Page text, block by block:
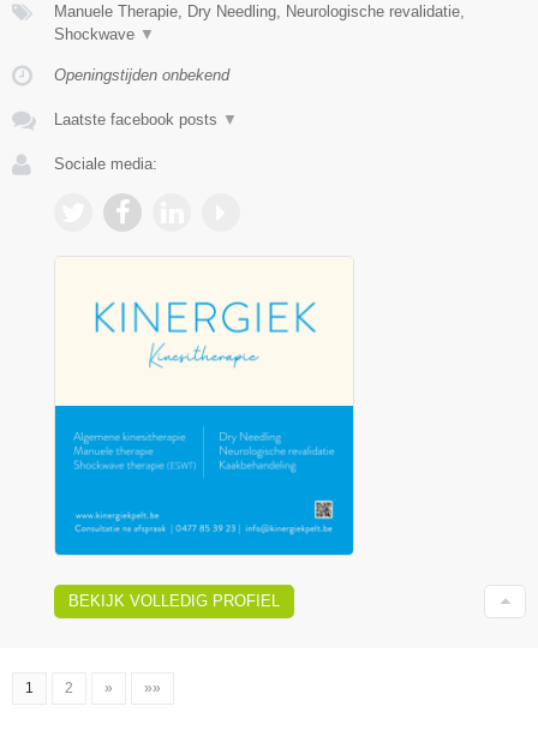
Manuele Therapie, Dry Needling, Neurologische revalidatie,
Shockwave ▼
Openingstijden onbekend
Laatste facebook posts ▼
Sociale media:
BEKIJK VOLLEDIG PROFIEL
1 2 » »»